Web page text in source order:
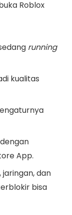
Roblox
running
kualitas
App.
dan
bisa